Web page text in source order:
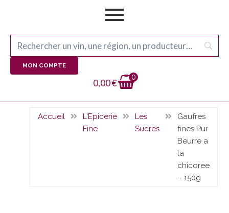
MON COMPTE
0,00€
0
Accueil
L'Epicerie
Fine
Les
Sucrés
Gaufres
fines Pur
Beurre a
la
chicoree
– 150g